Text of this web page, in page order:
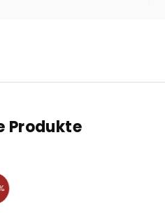
Produkte